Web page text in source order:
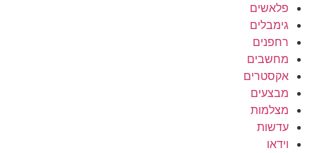
פלאשים
גימבלים
רחפנים
מחשבים
אקסטרים
מבצעים
מצלמות
עדשות
וידאו